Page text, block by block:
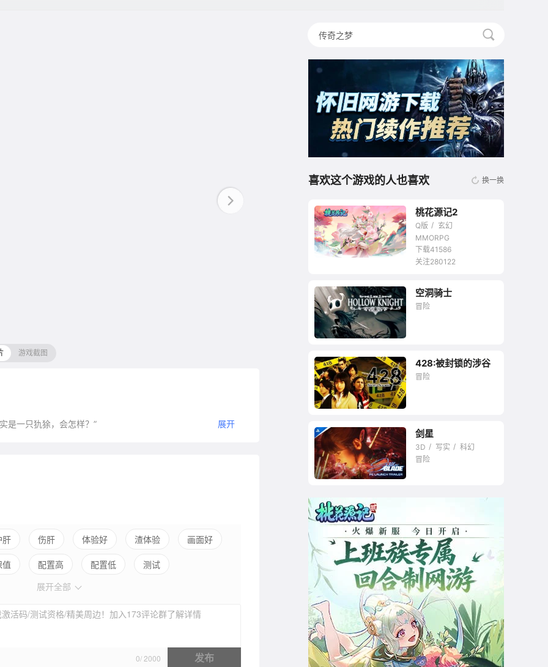
游戏截图
是一只犰狳，会怎样？” 展开
肝 伤肝 体验好 渣体验 画面好
配置高 配置低
测试
展开全部
活码/测试资格/精美周边！加入173评论群了解详情
0/ 2000 发布
喜欢这个游戏的人也喜欢 换一换
网游
桃花源记2
Q版
玄幻
MMORPG
下载41586
关注280122
空洞骑士
冒险
文字冒险游戏的巅峰
之作
428:被封锁的涉谷
冒险
剑星
3D 写实
科幻
冒险